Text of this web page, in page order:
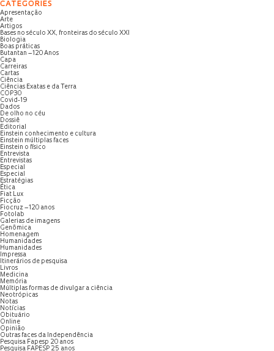
CATEGORIES
Apresentação
Arte
Artigos
Bases no século XX, fronteiras do século XXI
Biologia
Boas práticas
Butantan – 120 Anos
Capa
Carreiras
Cartas
Ciência
Ciências Exatas e da Terra
COP30
Covid-19
Dados
De olho no céu
Dossiê
Editorial
Einstein conhecimento e cultura
Einstein múltiplas faces
Einstein o físico
Entrevista
Entrevistas
Especial
Especial
Estratégias
Ética
Fiat Lux
Ficção
Fiocruz – 120 anos
Fotolab
Galerias de imagens
Genômica
Homenagem
Humanidades
Humanidades
Impressa
Itinerários de pesquisa
Livros
Medicina
Memória
Múltiplas formas de divulgar a ciência
Neotrópicas
Notas
Notícias
Obituário
Online
Opinião
Outras faces da Independência
Pesquisa Fapesp 20 anos
Pesquisa FAPESP 25 anos